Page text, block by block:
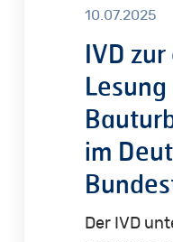
10.07.2025
IVD
Lesung
im
Der IVD